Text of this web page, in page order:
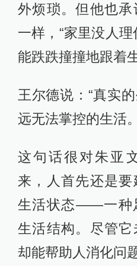
外烦琐。但他也
一样，“家里没人
能跌跌撞撞地跟着
王尔德说：“真实
远无法掌控的生活
这句话很对朱亚
来，人首先还是
生活状态——一种
生活结构。尽管它
却能帮助人消化问